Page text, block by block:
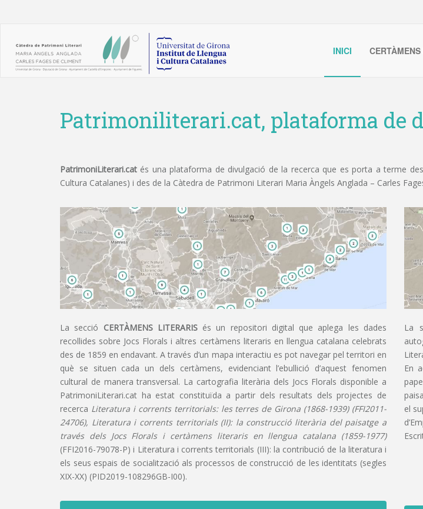
INICI
Patrimoniliterari.cat, plataforma de
PatrimoniLiterari.cat és una plataforma de divulgació de la recerca que es porta a terme
Cultura Catalanes) i des de la Càtedra de Patrimoni Literari Maria Àngels Anglada – Carles
La secció CERTÀMENS LITERARISés un repositori digital que aplega les dades
recollides sobre Jocs Florals i altres certàmens literaris en llengua catalana celebrats
des de 1859 en endavant. A través d’un mapa interactiu es pot navegar pel territori en
què se situen cada un dels certàmens, evidenciant l’ebullició d’aquest fenomen
cultural de manera transversal. La cartografia literària dels Jocs Florals disponible a
PatrimoniLiterari.cat ha estat constituïda a partir dels resultats dels projectes de
recerca Literatura i corrents territorials: les terres de Girona (1868-1939) (FFI2011-
24706), Literatura i corrents territorials (II): la construcció literària del paisatge a
través dels Jocs Florals i certàmens literaris en llengua catalana (1859-1977)
(FFI2016-79078-P) i Literatura i corrents territorials (III): la contribució de la literatura i
els seus espais de socialització als processos de construcció de les identitats (segles
XIX-XX) (PID2019-108296GB-I00).
La
En
el